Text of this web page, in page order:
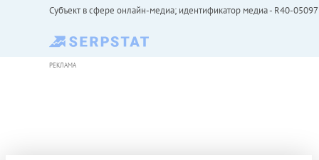
Субъект в сфере онлайн-медиа; идентификатор медиа - R40-05097
РЕКЛАМА